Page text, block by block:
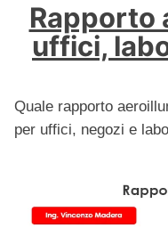
Rapporto
uffici,
Quale rapporto
per uffici, negozi e